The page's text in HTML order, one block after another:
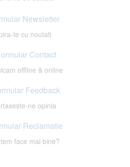
Newsletter
te cu noutati
Contact
offline & online
Feedback
ne opinia
Reclamatie
face mai bine?